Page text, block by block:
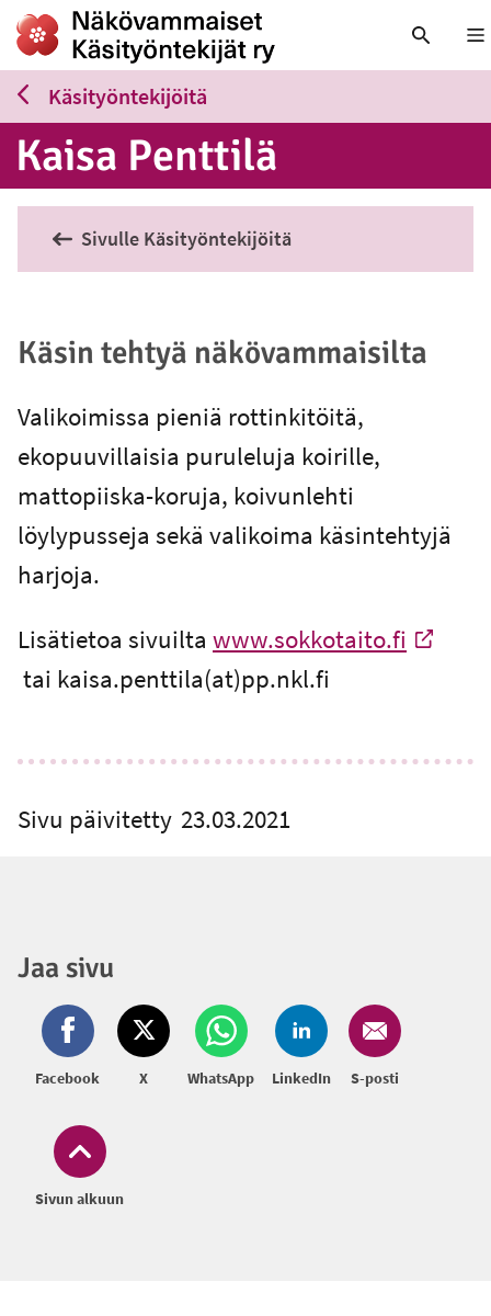
Käsityöntekijöitä
Kaisa Penttilä
Sivulle Käsityöntekijöitä
Käsin tehtyä näkövammaisilta
Valikoimissa pieniä rottinkitöitä,
ekopuuvillaisia puruleluja koirille,
mattopiiska-koruja, koivunlehti
löylypusseja sekä valikoima käsintehtyjä
harjoja.
Lisätietoa sivuilta www.sokkotaito.fi
-Ulkoinen linkki
tai kaisa.penttila(at)pp.nkl.fi
Sivu päivitetty 23.03.2021
Sivun alkuun
Jaa sivu
Facebook X WhatsApp LinkedIn S-posti